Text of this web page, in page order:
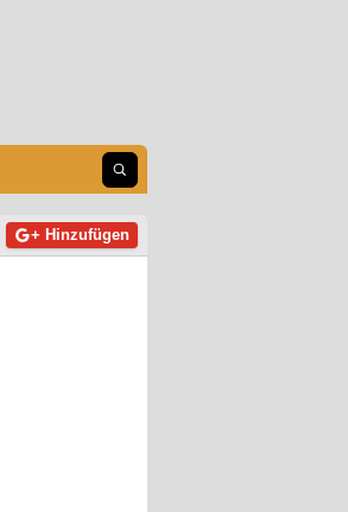
Suche öffnen
+ Hinzufügen